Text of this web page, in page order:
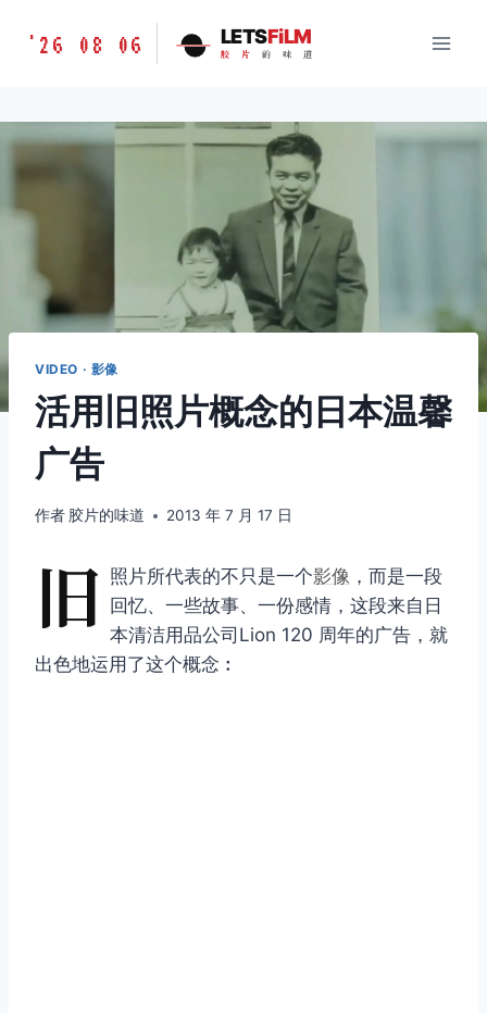
胶
味
道
LETSFILM
'26 08 06 LETSFiLM
胶 片 的 味 道
VIDEO · 影像
活用旧照片概念的日本温馨
广告
作者 胶片的味道 2013 年 7 月 17 日
旧 照片所代表的不只是一个影像 ，而是一段
回忆、一些故事、一份感情，这段来自日
本清洁用品公司Lion 120 周年的广告，就
出色地运用了这个概念︰